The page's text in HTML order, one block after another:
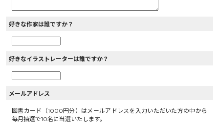
好きな作家は誰ですか？
好きなイラストレーターは誰ですか？
メールアドレス
図書カード（1000円分）はメールアドレスを入力いただいた方の中から
毎月抽選で10名に当選いたします。